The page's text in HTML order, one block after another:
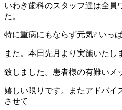
いわき歯科のスタッフ達は全員
た。
特に重病にもならず元気? いっ
また。本日先月より実施いたし
致しました。患者様の有難いメ
嬉しい限りです。またアドバイ
させて